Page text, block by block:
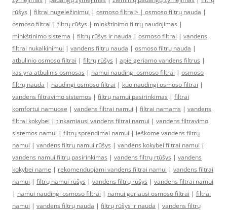
rūšys | filtrai nugeležinimui | osmoso filtrai> | osmoso filtrų nauda |
osmoso filtrai | filtrų rūšys | minkštinimo filtrų naudojimas |
minkštinimo sistema | filtrų rūšys ir nauda | osmoso filtrai | vandens
filtrai nukalkinimui | vandens filtrų nauda | osmoso filtrų nauda |
atbulinio osmoso filtrai | filtrų rūšys | apie geriamo vandens filtrus |
kas yra atbulinis osmosas | namui naudingi osmoso filtrai | osmoso
filtrų nauda | naudingi osmoso filtrai | kuo naudingi osmoso filtrai |
vandens filtravimo sistemos | filtrų namui pasirinkimas | filtrai
komfortui namuose | vandens filtrai namui | filtrai namams | vandens
filtrai kokybei | tinkamiausi vandens filtrai namui | vandens filtravimo
sistemos namui | filtrų sprendimai namui | ieškome vandens filtrų
namui | vandens filtrų namui rūšys | vandens kokybei filtrai namui |
vandens namui filtrų pasirinkimas | vandens filtrų rtūšys | vandens
kokybei name | rekomenduojami vandens filtrai namui | vandens filtrai
namui | filtrų namui rūšys | vandens filtrų rūšys | vandens filtrai namui
| namui naudingi osmoso filtrai | namui geriausi osmoso filtrai | filtrai
namui | vandens filtrų nauda | filtrų rūšys ir nauda | vandens filtrų